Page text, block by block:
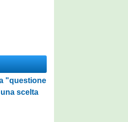
"questione
scelta